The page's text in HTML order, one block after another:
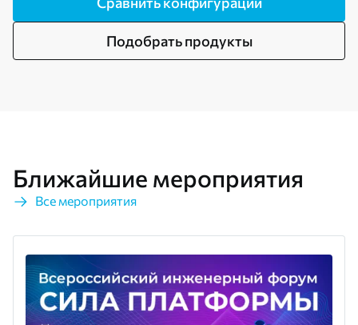
Подобрать продукты
Ближайшие мероприятия
Все мероприятия